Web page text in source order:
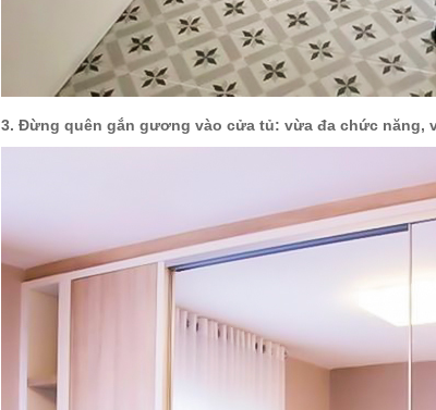
3. Đừng quên gắn gương vào cửa tủ: vừa đa chức năng,